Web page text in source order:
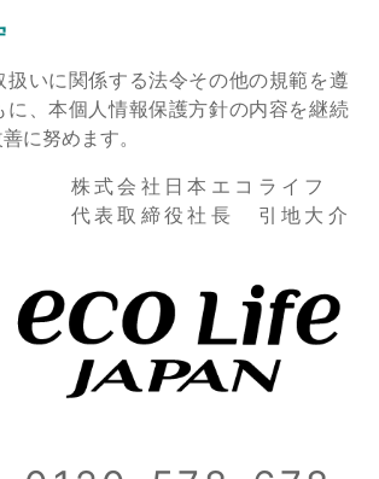
扱いに関係する法令その他の規範を遵
に、本個人情報保護方針の内容を継続
に努めます。
株式会社日本エコライフ
代表取締役社長 引地大介